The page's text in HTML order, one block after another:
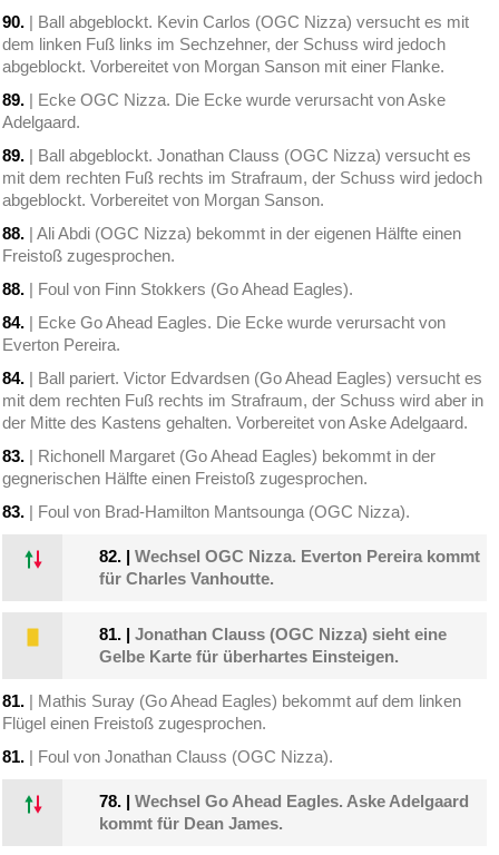
90. | Ball abgeblockt. Kevin Carlos (OGC Nizza) versucht es mit
dem linken Fuß links im Sechzehner, der Schuss wird jedoch
abgeblockt. Vorbereitet von Morgan Sanson mit einer Flanke.
89. | Ecke OGC Nizza. Die Ecke wurde verursacht von Aske
Adelgaard.
89. | Ball abgeblockt. Jonathan Clauss (OGC Nizza) versucht es
mit dem rechten Fuß rechts im Strafraum, der Schuss wird jedoch
abgeblockt. Vorbereitet von Morgan Sanson.
88. | Ali Abdi (OGC Nizza) bekommt in der eigenen Hälfte einen
Freistoß zugesprochen.
88. | Foul von Finn Stokkers (Go Ahead Eagles).
84. | Ecke Go Ahead Eagles. Die Ecke wurde verursacht von
Everton Pereira.
84. | Ball pariert. Victor Edvardsen (Go Ahead Eagles) versucht es
mit dem rechten Fuß rechts im Strafraum, der Schuss wird aber in
der Mitte des Kastens gehalten. Vorbereitet von Aske Adelgaard.
83. | Richonell Margaret (Go Ahead Eagles) bekommt in der
gegnerischen Hälfte einen Freistoß zugesprochen.
83. | Foul von Brad-Hamilton Mantsounga (OGC Nizza).
82. |Wechsel OGC Nizza. Everton Pereira kommt
für Charles Vanhoutte.
81. |Jonathan Clauss (OGC Nizza) sieht eine
Gelbe Karte für überhartes Einsteigen.
81. | Mathis Suray (Go Ahead Eagles) bekommt auf dem linken
Flügel einen Freistoß zugesprochen.
81. | Foul von Jonathan Clauss (OGC Nizza).
78. |Wechsel Go Ahead Eagles. Aske Adelgaard
kommt für Dean James.